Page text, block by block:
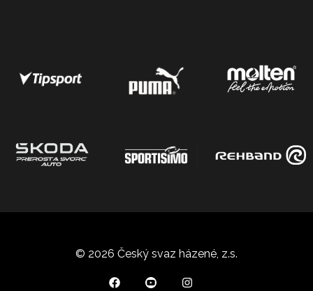
© 2026 Český svaz házené, z.s.